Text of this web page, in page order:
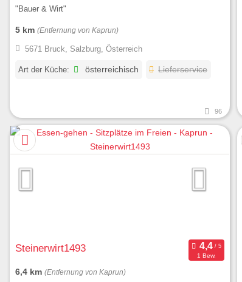
"Bauer & Wirt"
5 km (Entfernung von Kaprun)
5671 Bruck, Salzburg, Österreich
Art der Küche: österreichisch Lieferservice
96
Steinerwirt1493
1 Bew.
6,4 km (Entfernung von Kaprun)